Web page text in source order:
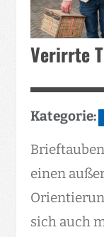
Verirrte
Kategorie:
einen
sich auch